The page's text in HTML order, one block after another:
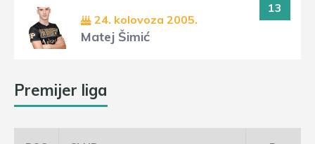
13
24. kolovoza 2005.
Matej Šimić
Premijer liga